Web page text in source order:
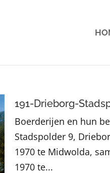
191-Drieborg-
Boerderijen en hun
Stadspolder 9,
1970 te Midwolda,
1970 te...